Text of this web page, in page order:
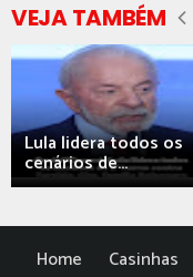
VEJA TAMBÉM
Lula lidera todos os
cenários de...
Home Casinhas